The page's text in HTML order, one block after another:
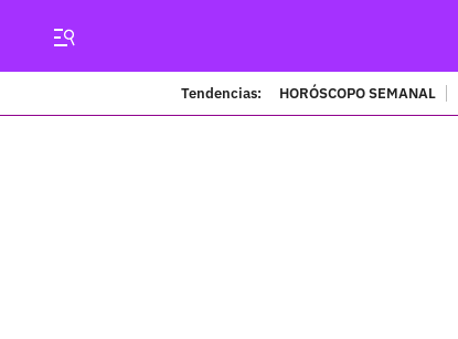
Tendencias: HORÓSCOPO SEMANAL